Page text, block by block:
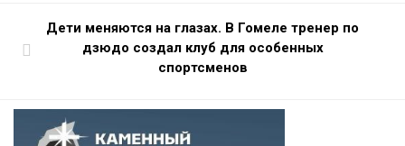
Дети меняются на глазах. В Гомеле тренер по
дзюдо создал клуб для особенных
спортсменов